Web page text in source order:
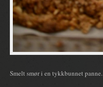
Smelt smør i en tykkbunnet panne.